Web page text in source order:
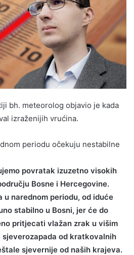
bh. meteorolog objavio je kada
izraženijih vrućina.
periodu očekuju nestabilne
povratak izuzetno visokih
Bosne i Hercegovine.
u narednom periodu, od iduće
stabilno u Bosni, jer će do
pritjecati vlažan zrak u višim
od kratkovalnih
sjevernije od naših krajeva.